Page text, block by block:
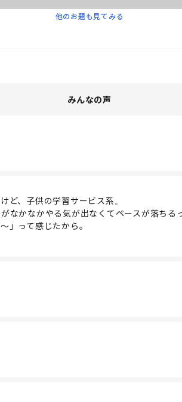
他のお題も見てみる
みんなの声
ど、子供の学習サービス系。
なかなかやる気が出なくてペースが落ちる
」って感じたから。